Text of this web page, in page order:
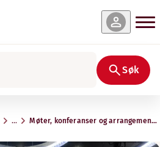
Søk
… Møter, konferanser og